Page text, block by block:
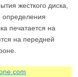
жесткого диска,
определения
печатается на
на передней